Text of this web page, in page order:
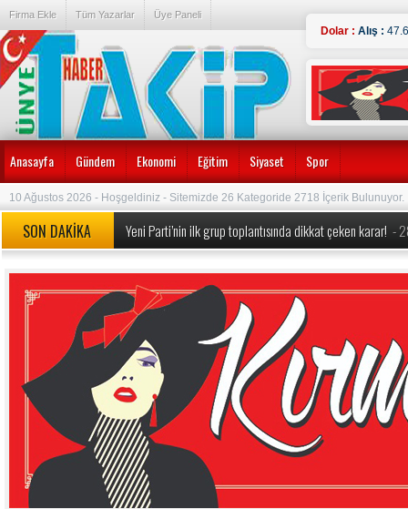
Firma Ekle Tüm Yazarlar Üye Paneli
Dolar : Alış :
Anasayfa Gündem Ekonomi Eğitim Siyaset Spor
10 Ağustos 2026 - Hoşgeldiniz - Sitemizde 26 Kategoride 2718 İçerik Bulunuyor.
SON DAKİKA Yeni Parti’nin ilk grup toplantısında dikkat çeken karar! -
MEB’den okullarda köklü değişiklik! Yeni dönem kuralları
Özgür Özel’e yeni görev: Yeni Parti’nin Kurucu Genel
Özgür Özel ve 90 Milletvekili CHP’den İstifa Etti:-
Erdoğan duyurmuştu, Bakan Şimşek detayları açıkladı ‘1